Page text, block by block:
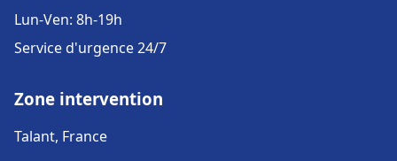
Lun-Ven: 8h-19h
Service d'urgence 24/7
Zone intervention
Talant, France